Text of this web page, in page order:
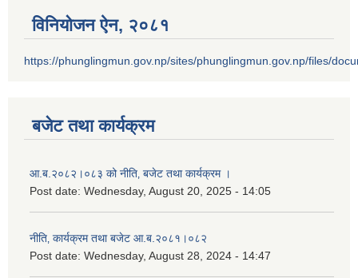
विनियोजन ऐन‚ २०८१
https://phunglingmun.gov.np/sites/phunglingmun.gov.np/files/
बजेट तथा कार्यक्रम
आ.ब.२०८२।०८३ को नीति‚ बजेट तथा कार्यक्रम ।
Post date: Wednesday, August 20, 2025 - 14:05
नीति‚ कार्यक्रम तथा बजेट आ.ब.२०८१।०८२
Post date: Wednesday, August 28, 2024 - 14:47